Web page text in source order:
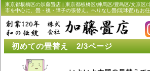
東京都板橋区の加藤畳店 | 東京都板橋区/練馬区/豊島区/文京区/
市を中心に、畳・襖・障子の張替え。へりなし畳(琉球畳)もお任
初めての畳替え 2/3ページ